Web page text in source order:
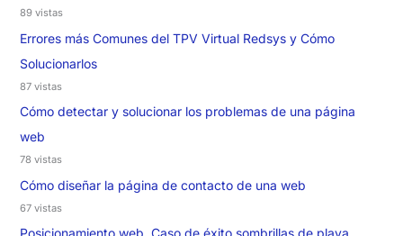
89 vistas
Errores más Comunes del TPV Virtual Redsys y Cómo
Solucionarlos
87 vistas
Cómo detectar y solucionar los problemas de una página
web
78 vistas
Cómo diseñar la página de contacto de una web
67 vistas